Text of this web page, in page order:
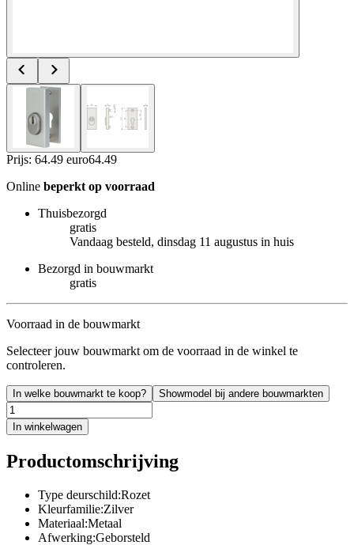
Prijs: 64.49 euro64.49
Online beperkt op voorraad
Thuisbezorgd
gratis
Vandaag besteld, dinsdag 11 augustus in huis
Bezorgd in bouwmarkt
gratis
Voorraad in de bouwmarkt
Selecteer jouw bouwmarkt om de voorraad in de winkel te
controleren.
In welke bouwmarkt te koop? Showmodel bij andere bouwmarkten
In winkelwagen
Productomschrijving
Type deurschild:Rozet
Kleurfamilie:Zilver
Materiaal:Metaal
Afwerking:Geborsteld